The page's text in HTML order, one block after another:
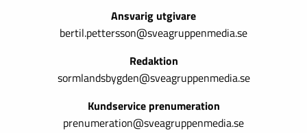
Ansvarig utgivare
bertil.pettersson@sveagruppenmedia.se
Redaktion
sormlandsbygden@sveagruppenmedia.se
Kundservice prenumeration
prenumeration@sveagruppenmedia.se